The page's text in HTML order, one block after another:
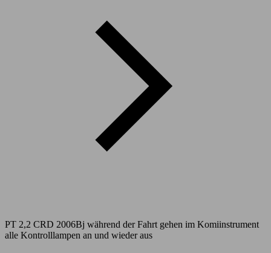
PT 2,2 CRD 2006Bj während der Fahrt gehen im Komiinstrument
alle Kontrolllampen an und wieder aus